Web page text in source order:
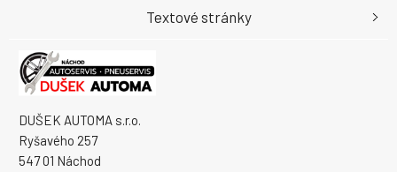
DUŠEK AUTOMA s.r.o.
Ryšavého 257
547 01 Náchod
Textové stránky